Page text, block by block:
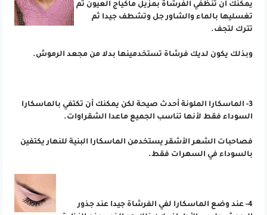
يمكنك أن تنظفي الفرشاة بمزيل ماكياج العيون ثم
تغسليها بالماء والشاور جل وتشطف جيدا ثم
تترك لتجف.
وبذلك يكون لديك فرشاة تستخدمينها بدلا من مجعد الرموش.
3- الماسكارا الملونة أحدث صيحة لكن يمكنك أن تكتفي بالماسكارا
السوداء فقط لأنها تناسب الجميع ماعدا الشقراوات.
فصاحبات الشعر الأشقر يستخدمن الماسكارا البنية للنهار يكتفين
بالسوداء في السهرات فقط.
4- عند وضع الماسكارا لفي الفرشاة جيدا عند جذور